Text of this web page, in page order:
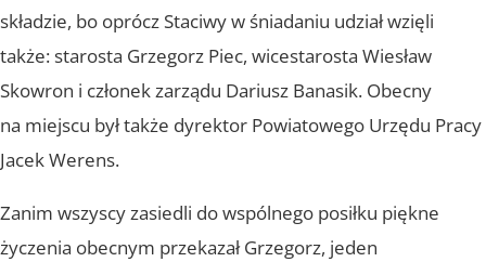
składzie, bo oprócz Staciwy w śniadaniu udział wzięli
także: starosta Grzegorz Piec, wicestarosta Wiesław
Skowron i członek zarządu Dariusz Banasik. Obecny
na miejscu był także dyrektor Powiatowego Urzędu Pracy
Jacek Werens.
Zanim wszyscy zasiedli do wspólnego posiłku piękne
życzenia obecnym przekazał Grzegorz, jeden